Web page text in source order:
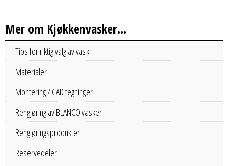
Mer om Kjøkkenvasker...
Tips for riktig valg av vask
Materialer
Montering / CAD tegninger
Rengjøring av BLANCO vasker
Rengjøringsprodukter
Reservedeler